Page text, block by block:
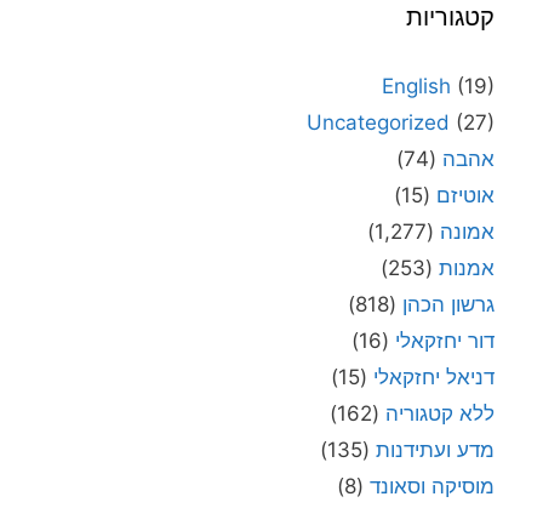
קטגוריות
English (19)
Uncategorized (27)
אהבה (74)
אוטיזם (15)
אמונה (1,277)
אמנות (253)
גרשון הכהן (818)
דור יחזקאלי (16)
דניאל יחזקאלי (15)
ללא קטגוריה (162)
מדע ועתידנות (135)
מוסיקה וסאונד (8)